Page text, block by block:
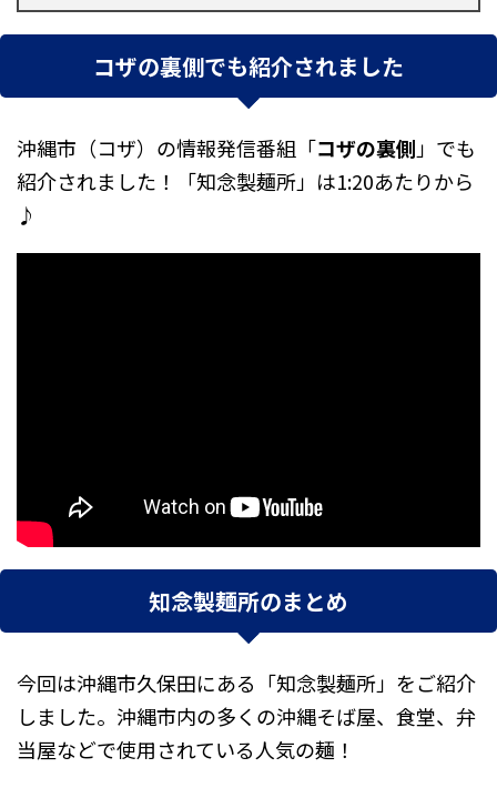
コザの裏側でも紹介されました
沖縄市（コザ）の情報発信番組「コザの裏側 」でも
紹介されました！「知念製麺所」は1:20あたりから
♪
知念製麺所のまとめ
今回は沖縄市久保田にある「知念製麺所」をご紹介
しました。沖縄市内の多くの沖縄そば屋、食堂、弁
当屋などで使用されている人気の麺！